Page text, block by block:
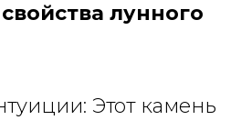
лунного
Этот камень